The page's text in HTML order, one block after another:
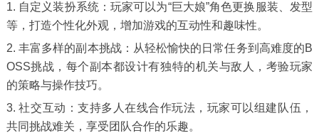
1. 自定义装扮系统：玩家可以为“巨大娘”角色更换服装、发型
等，打造个性化外观，增加游戏的互动性和趣味性。
2. 丰富多样的副本挑战：从轻松愉快的日常任务到高难度的B
OSS挑战，每个副本都设计有独特的机关与敌人，考验玩家
的策略与操作技巧。
3. 社交互动：支持多人在线合作玩法，玩家可以组建队伍，
共同挑战难关，享受团队合作的乐趣。